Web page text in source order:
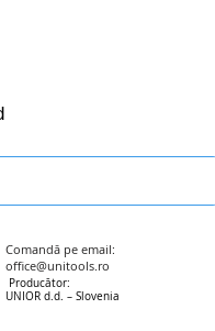
Comandă pe email:
office@unitools.ro
Producător:
UNIOR d.d. – Slovenia